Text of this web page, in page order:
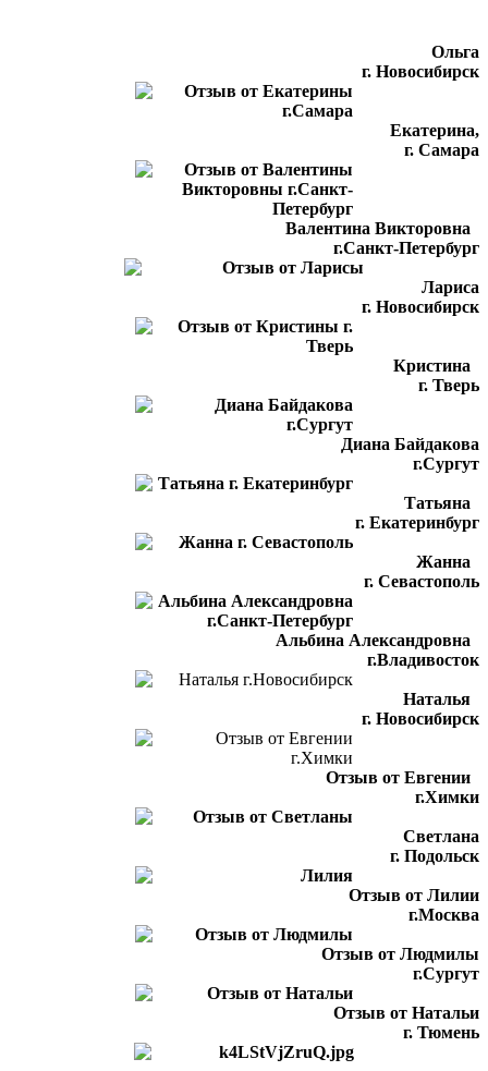
Ольга
г. Новосибирск
Екатерина,
г. Самара
Валентина Викторовна
г.Санкт-Петербург
Лариса
г. Новосибирск
Кристина
г. Тверь
Диана Байдакова
г.Сургут
Татьяна
г. Екатеринбург
Жанна
г. Севастополь
Альбина Александровна
г.Владивосток
Наталья
г. Новосибирск
Отзыв от Евгении
г.Химки
Светлана
г. Подольск
Отзыв от Лилии
г.Москва
Отзыв от Людмилы
г.Сургут
Отзыв от Натальи
г. Тюмень